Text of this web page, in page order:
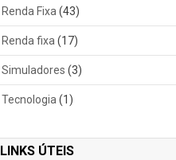
Renda Fixa (43)
Renda fixa (17)
Simuladores (3)
Tecnologia (1)
LINKS ÚTEIS